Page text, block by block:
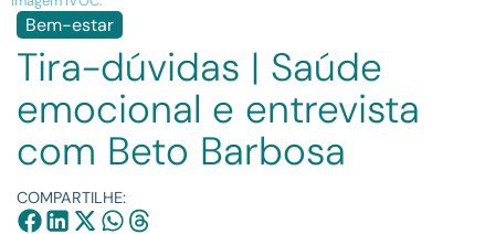
Bem-estar
Tira-dúvidas | Saúde
emocional e entrevista
com Beto Barbosa
COMPARTILHE: